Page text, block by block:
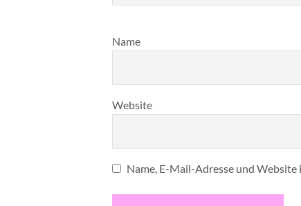
Name
Website
Name, E-Mail-Adresse und